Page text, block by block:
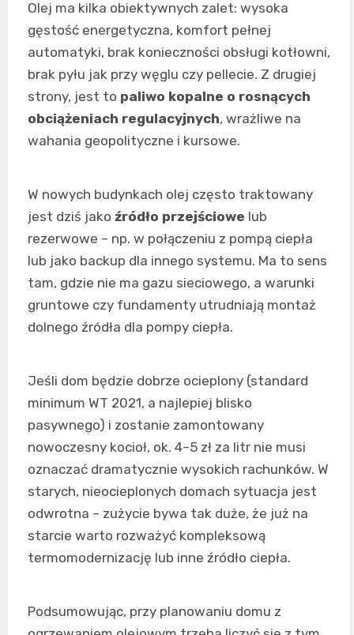
Olej ma kilka obiektywnych zalet: wysoka
gęstość energetyczna, komfort pełnej
automatyki, brak konieczności obsługi kotłowni,
brak pyłu jak przy węglu czy pellecie. Z drugiej
strony, jest to paliwo kopalne o rosnących
obciążeniach regulacyjnych, wrażliwe na
wahania geopolityczne i kursowe.
W nowych budynkach olej często traktowany
jest dziś jako źródło przejściowe lub
rezerwowe – np. w połączeniu z pompą ciepła
lub jako backup dla innego systemu. Ma to sens
tam, gdzie nie ma gazu sieciowego, a warunki
gruntowe czy fundamenty utrudniają montaż
dolnego źródła dla pompy ciepła.
Jeśli dom będzie dobrze ocieplony (standard
minimum WT 2021, a najlepiej blisko
pasywnego) i zostanie zamontowany
nowoczesny kocioł, ok. 4–5 zł za litr nie musi
oznaczać dramatycznie wysokich rachunków. W
starych, nieocieplonych domach sytuacja jest
odwrotna – zużycie bywa tak duże, że już na
starcie warto rozważyć kompleksową
termomodernizację lub inne źródło ciepła.
Podsumowując, przy planowaniu domu z